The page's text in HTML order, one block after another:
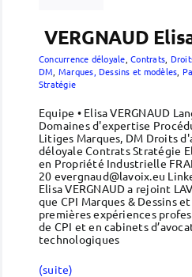
VERGNAUD
Concurrence déloyale ,Contrats
DM Marques, Dessins et modèles
Stratégie
Equipe • Elisa VERGNAUD
Domaines d'expertise
Litiges Marques, DM Droits
déloyale Contrats Stratégie
en Propriété Industrielle
20 evergnaud@lavoix.eu
Elisa VERGNAUD a rejoint
que CPI Marques & Dessins
premières expériences
de CPI et en cabinets
technologiques
(suite)